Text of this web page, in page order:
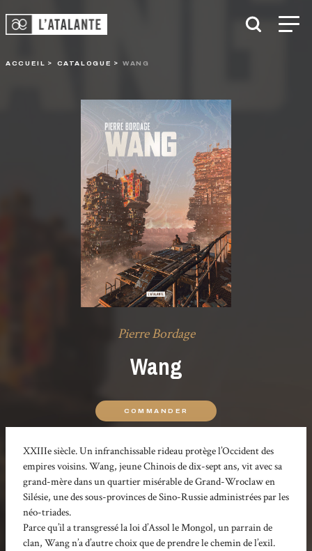
ACCUEIL CATALOGUE WANG
Pierre Bordage
Wang
COMMANDER
XXIIIe siècle. Un infranchissable rideau protège l’Occident des
empires voisins. Wang, jeune Chinois de dix-sept ans, vit avec sa
grand-mère dans un quartier misérable de Grand-Wroclaw en
Silésie, une des sous-provinces de Sino-Russie administrées par les
néo-triades.
Parce qu’il a transgressé la loi d’Assol le Mongol, un parrain de
clan, Wang n’a d’autre choix que de prendre le chemin de l’exil.